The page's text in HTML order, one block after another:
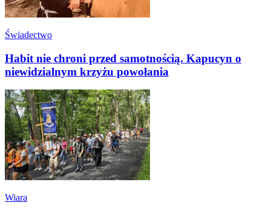
Świadectwo
Habit nie chroni przed samotnością. Kapucyn o
niewidzialnym krzyżu powołania
Wiara